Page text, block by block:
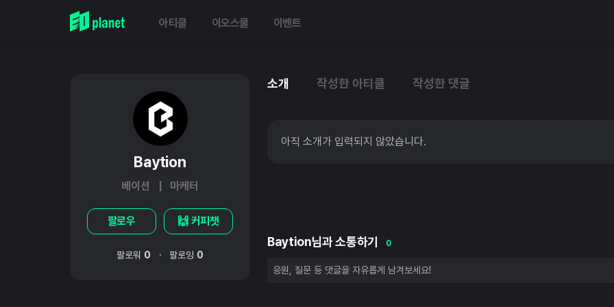
아티클 이오스쿨 이벤트
Baytion
베이션 | 마케터
팔로우 🙌 커피챗
팔로워 0 ·팔로잉 0
소개 작성한 아티클 작성한 댓글
아직 소개가 입력되지 않았습니다.
Baytion님과 소통하기 0